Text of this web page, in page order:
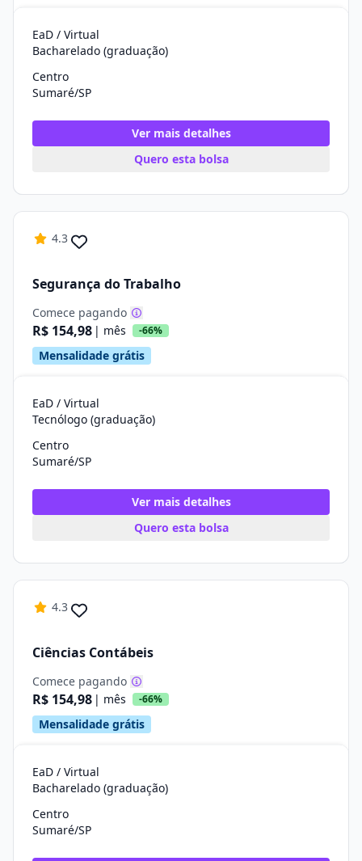
EaD / Virtual
Bacharelado (graduação)
Centro
Sumaré/SP
Ver mais detalhes
Quero esta bolsa
4.3
Segurança do Trabalho
Comece pagando
R$ 154,98 | mês -66%
Mensalidade grátis
EaD / Virtual
Tecnólogo (graduação)
Centro
Sumaré/SP
Ver mais detalhes
Quero esta bolsa
4.3
Ciências Contábeis
Comece pagando
R$ 154,98 | mês -66%
Mensalidade grátis
EaD / Virtual
Bacharelado (graduação)
Centro
Sumaré/SP